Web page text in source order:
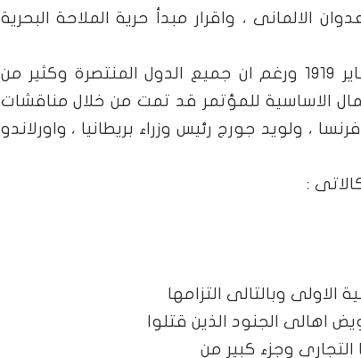
الالمانى ، واقرار مبدأ حرية الملاحة البحرية
وبالفعل انعقد مؤتمر الصلح فى باريس فى 18 يناير 1919 ورغم ان جميع الدول المنتصرة وكثير من
الاساسية للمؤتمر قد تمت من خلال مناقشات
، ولويد جورج رئيس وزراء بريطانيا ، واورلاندو
:
الاولى وبالتالى التزامها
الجنود الذين قتلوا
وجزء كبير من